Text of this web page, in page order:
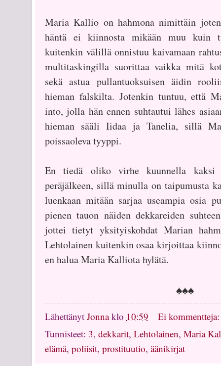
Maria Kallio on hahmona nimittäin
häntä ei kiinnosta mikään muu kuin
kuitenkin välillä onnistuu kaivamaan
multitaskingilla suorittaa vaikka mitä
sekä astua pullantuoksuisen äidin
hieman falskilta. Jotenkin tuntuu, että
into, jolla hän ennen suhtautui lähes
hieman sääli Iidaa ja Tanelia, sillä
poissaoleva tyyppi.
En tiedä oliko virhe kuunnella
peräjälkeen, sillä minulla on taipumusta
luenkaan mitään sarjaa useampia osia
pienen tauon näiden dekkareiden
jottei tietyt yksityiskohdat Marian
Lehtolainen kuitenkin osaa kirjoittaa
en halua Maria Kalliota hylätä.
♠♠♠
Lähettänyt Jonna klo 10:59
Ei
Tunnisteet: 3, dekkarit, Lehtolainen, Maria
elämä, poliisit, prostituutio, äänikirjat